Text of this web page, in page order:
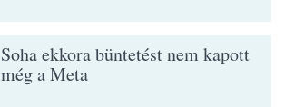
Soha ekkora büntetést nem kapott
még a Meta